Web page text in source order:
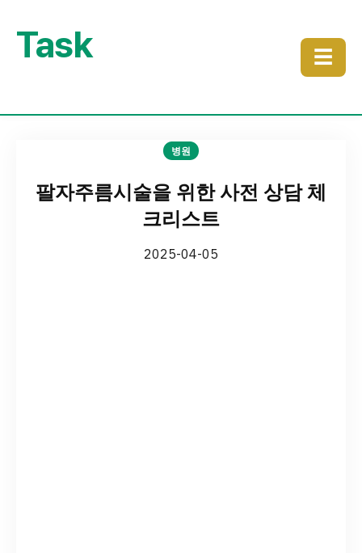
Task ☰
병원
팔자주름시술을 위한 사전 상담 체
크리스트
2025-04-05